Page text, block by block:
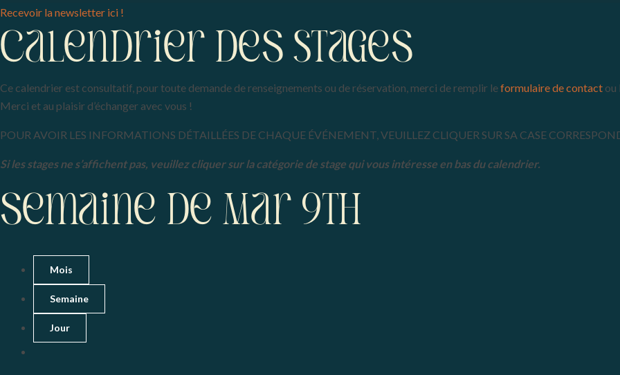
Recevoir la newsletter ici !
Calendrier deS stageS
Ce calendrier est consultatif, pour toute demande de renseignements ou de réservation, merci de remplir leformulaire de contact ou
Merci et au plaisir d’échanger avec vous !
POUR AVOIR LES INFORMATIONS DÉTAILLÉES DE CHAQUE ÉVÉNEMENT, VEUILLEZ CLIQUER SUR SA CASE
Si les stages ne s’affichent pas, veuillez cliquer sur la catégorie de stage qui vous intéresse en bas du calendrier.
Semaine de Mar 9th
Mois
Semaine
Jour
2026